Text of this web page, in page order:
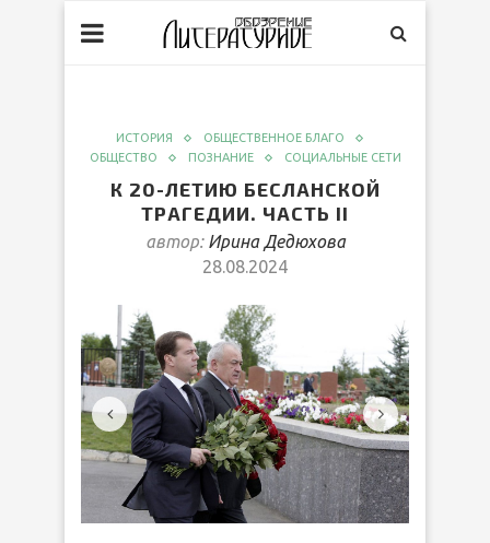
ИСТОРИЯ
ОБЩЕСТВЕННОЕ БЛАГО
ОБЩЕСТВО
ПОЗНАНИЕ СОЦИАЛЬНЫЕ СЕТИ
К 20-ЛЕТИЮ БЕСЛАНСКОЙ
ТРАГЕДИИ. ЧАСТЬ II
автор: Ирина Дедюхова
28.08.2024